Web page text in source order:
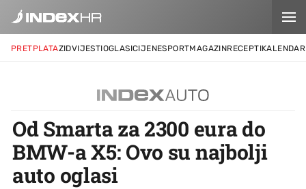
PRETPLATAZIDVIJESTIOGLASICIJENESPORTMAGAZINRECEPTIKALENDAR
Od Smarta za 2300 eura do
BMW-a X5: Ovo su najbolji
auto oglasi